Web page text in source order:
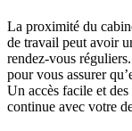
La proximité du
de travail peut avoir
rendez-vous
pour vous assurer
Un accès facile et
continue avec votre